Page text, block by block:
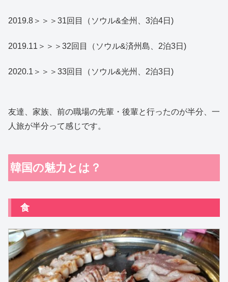
2019.8＞＞＞31回目（ソウル&全州、3泊4日)
2019.11＞＞＞32回目（ソウル&済州島、2泊3日)
2020.1＞＞＞33回目（ソウル&光州、2泊3日)
友達、家族、前の職場の先輩・後輩と行ったのが半分、一
人旅が半分って感じです。
韓国の魅力とは？
食